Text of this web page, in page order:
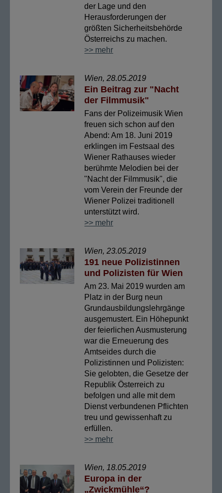
der Lage und den
Herausforderungen der
größten Sicherheitsbehörde
Österreichs zu machen.
>> mehr
Wien, 28.05.2019
Ein Beitrag zur "Nacht
der Filmmusik"
Fans der Polizeimusik Wien
freuen sich schon auf den
Abend: Am 18. Juni 2019
erklingen im Festsaal des
Wiener Rathauses wieder
berühmte Melodien bei der
"Nacht der Filmmusik", die
vom Verein der Freunde der
Wiener Polizei traditionell
unterstützt wird.
>> mehr
Wien, 23.05.2019
191 neue Polizistinnen
und Polizisten für Wien
Am 23. Mai 2019 wurden am
Platz in der Burg neun
Grundausbildungslehrgänge
ausgemustert. Ein Höhepunkt
der feierlichen Ausmusterung
war die Erneuerung des
Amtseides durch die
Polizistinnen und Polizisten:
Sie gelobten, die Gesetze der
Republik Österreich zu
befolgen und alle mit dem
Dienst verbundenen Pflichten
treu und gewissenhaft zu
erfüllen.
>> mehr
Wien, 18.05.2019
Europa in der
„Zwickmühle“?